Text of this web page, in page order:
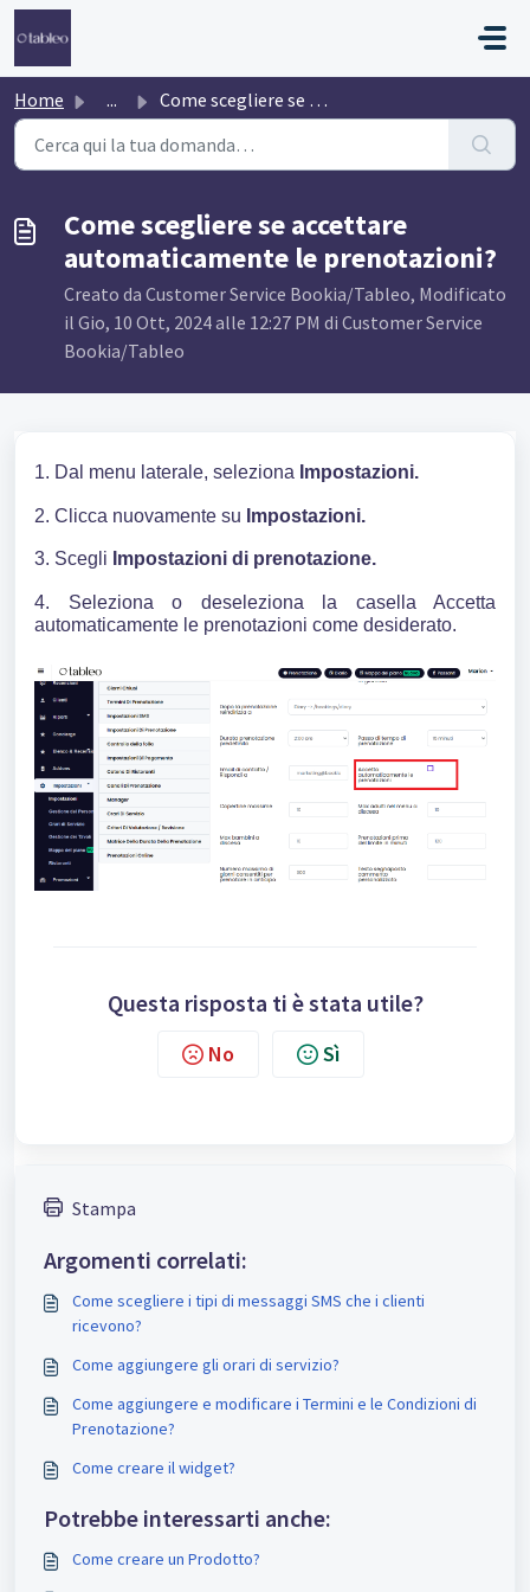
Salta al contenuto principale
Home ... Come scegliere se accettare automaticamente le prenotazioni?
Come scegliere se accettare
automaticamente le prenotazioni?
Creato da Customer Service Bookia/Tableo, Modificato
il Gio, 10 Ott, 2024 alle 12:27 PM di Customer Service
Bookia/Tableo
1. Dal menu laterale, seleziona Impostazioni.
2. Clicca nuovamente su Impostazioni.
3. Scegli Impostazioni di prenotazione.
4. Seleziona o deseleziona la casella Accetta
automaticamente le prenotazioni come desiderato.
Questa risposta ti è stata utile?
No Sì
Stampa
Argomenti correlati:
Come scegliere i tipi di messaggi SMS che i clienti
ricevono?
Come aggiungere gli orari di servizio?
Come aggiungere e modificare i Termini e le Condizioni di
Prenotazione?
Come creare il widget?
Potrebbe interessarti anche:
Come creare un Prodotto?